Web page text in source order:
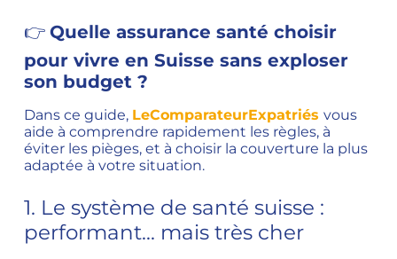
👉 Quelle assurance santé choisir
pour vivre en Suisse sans exploser
son budget ?
Dans ce guide, LeComparateurExpatriés vous
aide à comprendre rapidement les règles, à
éviter les pièges, et à choisir la couverture la plus
adaptée à votre situation.
1. Le système de santé suisse :
performant… mais très cher